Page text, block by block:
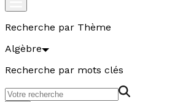
Recherche par Thème
Algèbre
Recherche par mots clés